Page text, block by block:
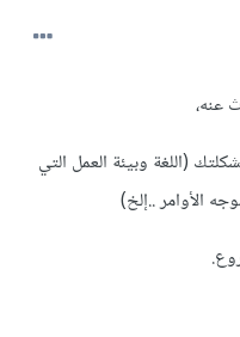
عنه،
(اللغة وبيئة العمل التي
الأوامر ..إلخ)